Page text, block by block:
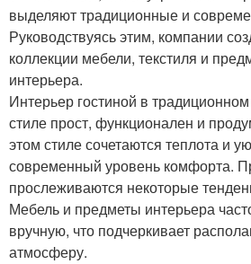
выделяют традиционные и
Руководствуясь этим, компании
коллекции мебели, текстиля и
интерьера.
Интерьер гостиной в
стиле прост, функционален и
этом стиле сочетаются теплота и
современный уровень комфорта.
прослеживаются некоторые
Мебель и предметы интерьера
вручную, что подчеркивает
атмосферу.